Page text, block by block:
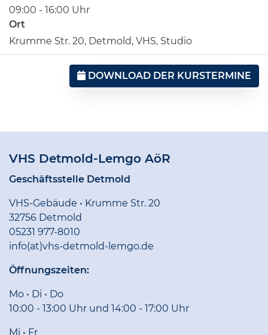
09:00 - 16:00 Uhr
Ort
Krumme Str. 20, Detmold, VHS, Studio
DOWNLOAD DER KURSTERMINE
VHS Detmold-Lemgo AöR
Geschäftsstelle Detmold
VHS-Gebäude • Krumme Str. 20
32756 Detmold
05231 977-8010
info(at)vhs-detmold-lemgo.de
Öffnungszeiten:
Mo • Di • Do
10:00 - 13:00 Uhr und 14:00 - 17:00 Uhr
Mi • Fr